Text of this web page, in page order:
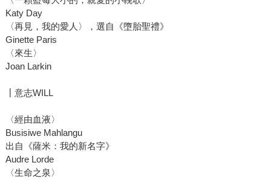
Katy Day
〈再見，我的愛人〉，選自《墮胎聖禮》
Ginette Paris
〈來生〉
Joan Larkin
┃意志WILL
〈經由血液〉
Busisiwe Mahlangu
出自《薩米：我的新名字》
Audre Lorde
〈生命之泉〉